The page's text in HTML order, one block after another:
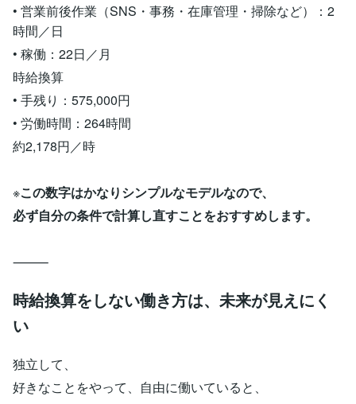
• 営業前後作業（SNS・事務・在庫管理・掃除など）：2
時間／日
• 稼働：22日／月
時給換算
• 手残り：575,000円
• 労働時間：264時間
約2,178円／時
※この数字はかなりシンプルなモデルなので、
必ず自分の条件で計算し直すことをおすすめします。
⸻
時給換算をしない働き方は、未来が見えにく
い
独立して、
好きなことをやって、自由に働いていると、